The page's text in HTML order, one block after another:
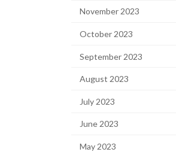
November 2023
October 2023
September 2023
August 2023
July 2023
June 2023
May 2023